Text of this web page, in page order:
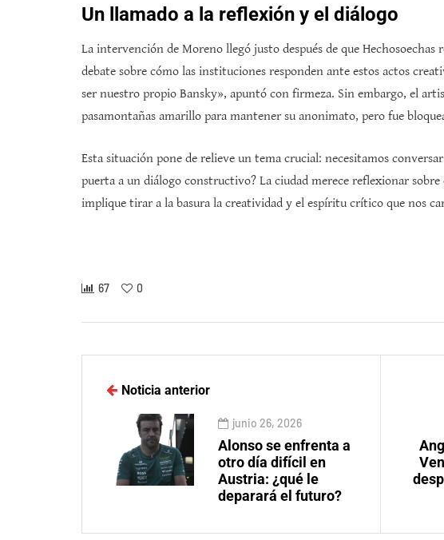
Un llamado a la reflexión y el diálogo
La intervención de Moreno llegó justo después de que
debate sobre cómo las instituciones responden ante estos actos
ser nuestro propio Bansky», apuntó con firmeza. Sin embargo, el
pasamontañas amarillo para mantener su anonimato, pero fue
Esta situación pone de relieve un tema crucial: necesitamos
puerta a un diálogo constructivo? La ciudad merece reflexionar
implique tirar a la basura la creatividad y el espíritu crítico que nos
67 0
Noticia anterior
junio 26, 2026
Alonso se enfrenta a
otro día difícil en
Austria: ¿qué le
deparará el futuro?